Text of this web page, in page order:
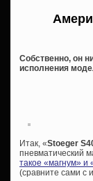
Собственно, он
исполнения
Итак, «Stoeger
пневматический
такое «магнум» и
(сравните сами с